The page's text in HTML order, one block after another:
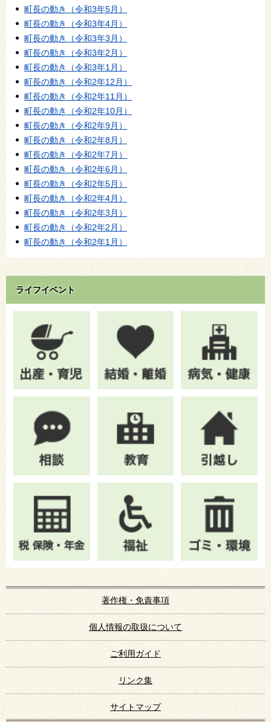
町長の動き（令和3年5月）
町長の動き（令和3年4月）
町長の動き（令和3年3月）
町長の動き（令和3年2月）
町長の動き（令和3年1月）
町長の動き（令和2年12月）
町長の動き（令和2年11月）
町長の動き（令和2年10月）
町長の動き（令和2年9月）
町長の動き（令和2年8月）
町長の動き（令和2年7月）
町長の動き（令和2年6月）
町長の動き（令和2年5月）
町長の動き（令和2年4月）
町長の動き（令和2年3月）
町長の動き（令和2年2月）
町長の動き（令和2年1月）
ライフイベント
著作権・免責事項
個人情報の取扱について
ご利用ガイド
リンク集
サイトマップ